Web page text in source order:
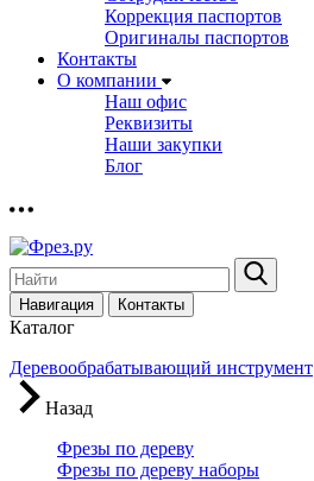
Коррекция паспортов
Оригиналы паспортов
Контакты
О компании
Наш офис
Реквизиты
Наши закупки
Блог
Навигация Контакты
Каталог
Деревообрабатывающий инструмент
Назад
Фрезы по дереву
Фрезы по дереву наборы